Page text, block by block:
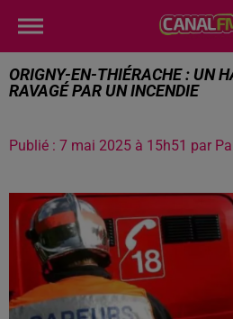
ORIGNY-EN-THIÉRACHE : UN
RAVAGÉ PAR UN INCENDIE
Publié : 7 mai 2025 à 15h51 par